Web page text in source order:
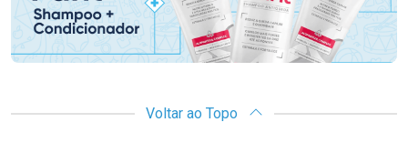
Voltar ao Topo